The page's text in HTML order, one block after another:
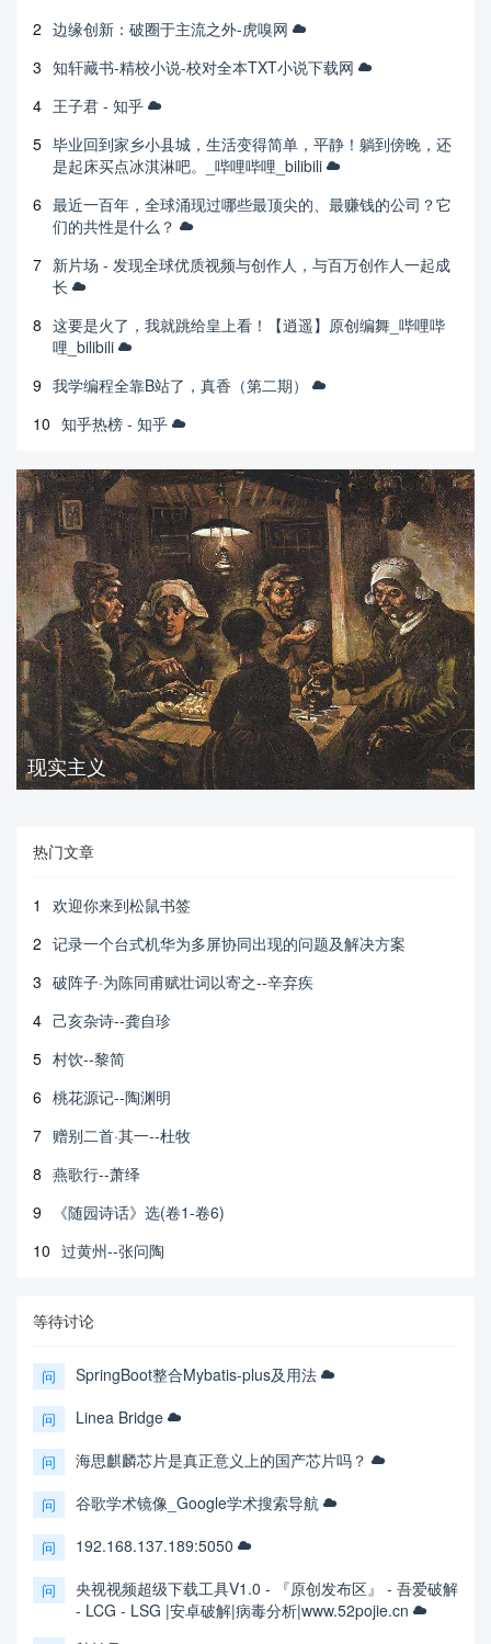
2 边缘创新：破圈于主流之外-虎嗅网
3 知轩藏书-精校小说-校对全本TXT小说下载网
4 王子君 - 知乎
5 毕业回到家乡小县城，生活变得简单，平静！躺到傍晚，还
是起床买点冰淇淋吧。_哔哩哔哩_bilibili
6 最近一百年，全球涌现过哪些最顶尖的、最赚钱的公司？它
们的共性是什么？
7 新片场 - 发现全球优质视频与创作人，与百万创作人一起成
长
8 这要是火了，我就跳给皇上看！【逍遥】原创编舞_哔哩哔
哩_bilibili
9 我学编程全靠B站了，真香（第二期）
10 知乎热榜 - 知乎
现实主义
热门文章
1
欢迎你来到松鼠书签
2 记录一个台式机华为多屏协同出现的问题及解决方案
3 破阵子·为陈同甫赋壮词以寄之--辛弃疾
4 己亥杂诗--龚自珍
5 村饮--黎简
6 桃花源记--陶渊明
7 赠别二首·其一--杜牧
8 燕歌行--萧绎
9
《随园诗话》选(卷1-卷6)
10 过黄州--张问陶
等待讨论
问 SpringBoot整合Mybatis-plus及用法
问 Linea Bridge
问 海思麒麟芯片是真正意义上的国产芯片吗？
问 谷歌学术镜像_Google学术搜索导航
问 192.168.137.189:5050
问
央视视频超级下载工具V1.0 - 『原创发布区』 - 吾爱破解
- LCG - LSG |安卓破解|病毒分析|www.52pojie.cn